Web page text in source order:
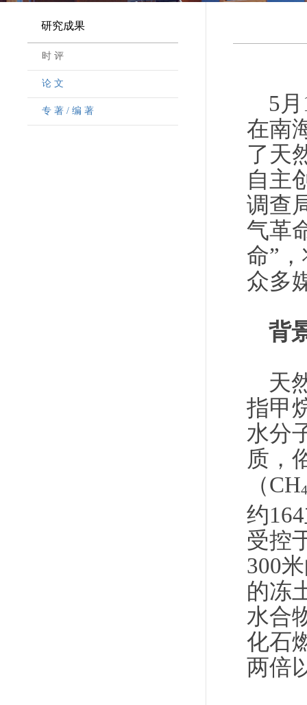
研究成果
时 评
论 文
专 著 / 编 著
5
在南
了天
自主
调查
气革
命”
众多
背
天
指甲
水分
质，
（CH4
约
受控
300
的冻
水合
化石
两倍